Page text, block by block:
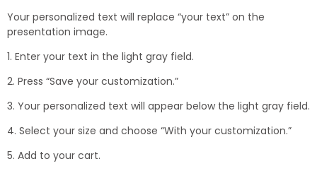
Your personalized text will replace “your text” on the
presentation image.
1. Enter your text in the light gray field.
2. Press “Save your customization.”
3. Your personalized text will appear below the light gray field.
4. Select your size and choose “With your customization.”
5. Add to your cart.